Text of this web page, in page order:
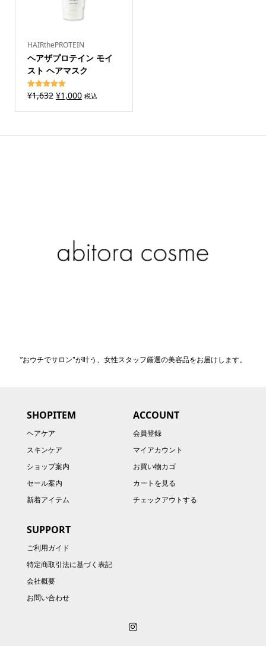
HAIRthePROTEIN
ヘアザプロテイン モイ
スト ヘアマスク
1
件の利用者
評価に基づ
¥1,632 元
¥1,000現税込
”おウチでサロン"が叶う、女性スタッフ厳選の美容品をお届けします。
SHOPITEM
ヘアケア
スキンケア
ショップ案内
セール案内
新着アイテム
ACCOUNT
会員登録
マイアカウント
お買い物カゴ
カートを見る
チェックアウトする
SUPPORT
ご利用ガイド
特定商取引法に基づく表記
会社概要
お問い合わせ